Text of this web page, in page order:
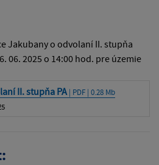
Jakubany o odvolaní II. stupňa
06. 2025 o 14:00 hod. pre územie
II. stupňa PA | PDF | 0.28 Mb